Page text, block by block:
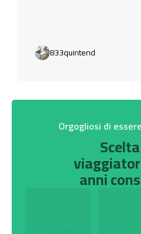
833quintend
Orgogliosi di
anni